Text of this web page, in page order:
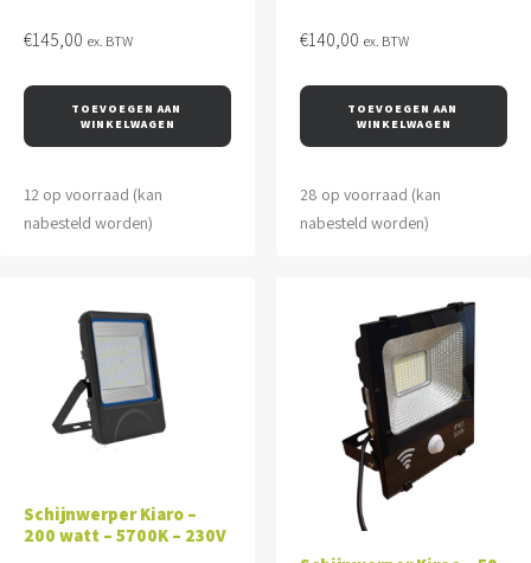
€145,00 ex. BTW
TOEVOEGEN AAN
WINKELWAGEN
12 op voorraad (kan
nabesteld worden)
€140,00 ex. BTW
TOEVOEGEN AAN
WINKELWAGEN
28 op voorraad (kan
nabesteld worden)
Schijnwerper Kiaro –
200 watt – 5700K – 230V